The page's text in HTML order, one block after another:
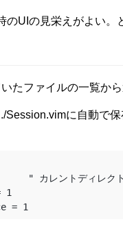
UIの見栄えがよい。
たファイルの一覧から
に自動で